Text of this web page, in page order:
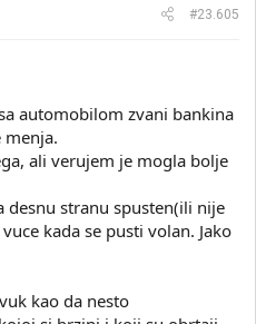
#23.605
automobilom zvani bankina
menja.
ali verujem je mogla bolje
stranu spusten(ili nije
kada se pusti volan. Jako
kao da nesto